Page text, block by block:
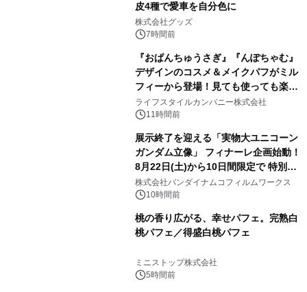
皮4種で愛車を自分色に
株式会社グッズ
7時間前
『おぱんちゅうさぎ』『んぽちゃむ』
デザインのコスメ＆メイクパフがミル
フィーから登場！見ても使っても楽し
い、ポップでキュートなコレクショ
ン。
ライフスタイルカンパニー株式会社
11時間前
展示終了を迎える「実物大ユニコーン
ガンダム立像」 フィナーレ企画始動！
8月22日(土)から10日間限定で 特別映
像『UNICORN GUNDAM Statue ―
BEYOND POSSIBILITY ―』を上映！
株式会社バンダイナムコフィルムワークス
10時間前
桃の香り広がる、幸せパフェ。完熟白
桃パフェ／得盛白桃パフェ
ミニストップ株式会社
5時間前